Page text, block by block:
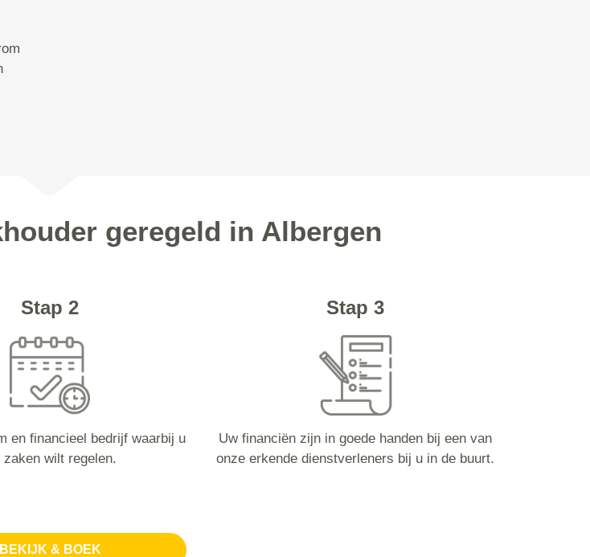
geregeld in Albergen
Stap 2
en financieel bedrijf waarbij u
zaken wilt regelen.
Stap 3
Uw financiën zijn in goede handen bij een van
onze erkende dienstverleners bij u in de buurt.
BEKIJK & BOEK